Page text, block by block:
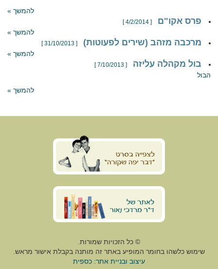
להמשך »
פרס אקו"ם [ 4/2/2014 ]
להמשך »
מרכבה מזהב (שירים לפעוטות) [ 31/10/2013 ]
להמשך »
בול מקהלה עליזה [ 7/10/2013 ]
הבול
להמשך »
© כל הזכויות שמורות.
שימוש כלשהו בחומר המופיע באתר זה מותנה בקבלת אישור מראש.
עיצוב ובניית אתר: כספית